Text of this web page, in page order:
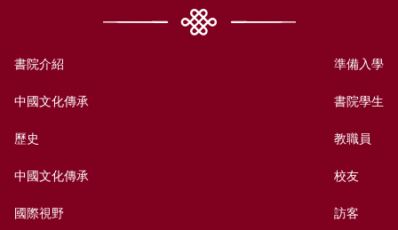
書院介紹
中國文化傳承
歷史
中國文化傳承
國際視野
準備入學
書院學生
教職員
校友
訪客